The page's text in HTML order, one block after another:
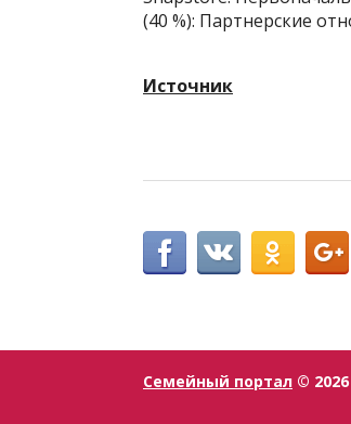
(40 %): Партнерские
Источник
Семейный портал © 2026